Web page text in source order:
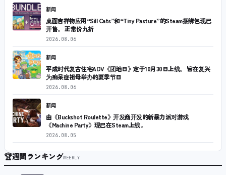
新闻
桌面吉祥物应用“Sill Cats”和“Tiny Pasture”的Steam捆绑包现已
开售。 正常价九折
2026.08.06
新闻
平成时代复古住宅ADV《团地日》定于10月30日上线。 旨在复兴
为痴呆症祖母举办的夏季节日
2026.08.06
新闻
由《Buckshot Roulette》开发商开发的新暴力派对游戏
《Machine Party》现已在Steam上线。
2026.08.05
🏆週間ランキングWEEKLY